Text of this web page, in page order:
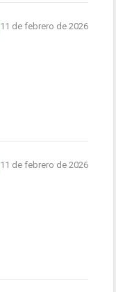
11 de febrero de 2026
11 de febrero de 2026